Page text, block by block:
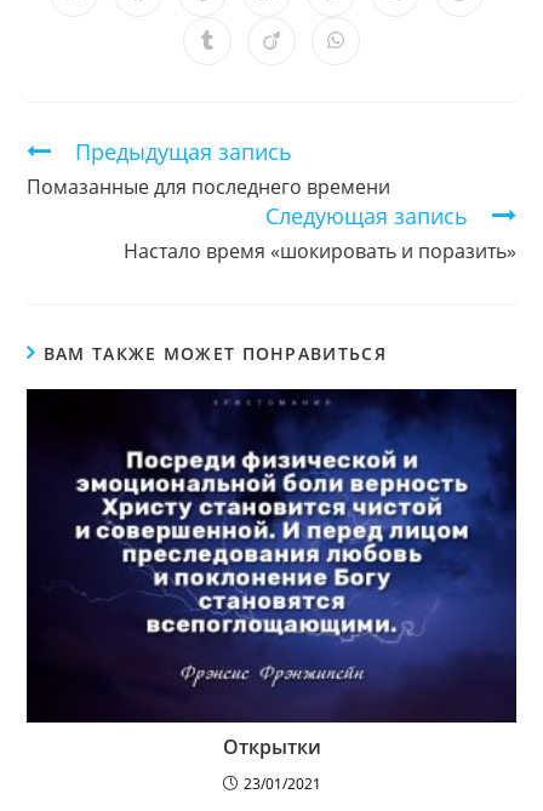
новом
в
новомновомновом
Открывается
ОткрываетсяОткрывается
Продолжить
чтение
Предыдущая запись
Помазанные для последнего времени
Следующая запись
Настало время «шокировать и поразить»
ВАМ ТАКЖЕ МОЖЕТ ПОНРАВИТЬСЯ
Открытки
23/01/2021